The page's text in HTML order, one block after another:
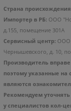
Страна
Импортер в РБ: ООО
д.155, помещение 301А
Сервисный центр: ООО
Чернышевского, д. 10,
Производитель
поэтому указанные на
являются
Рекомендуем
у специалистов кол-